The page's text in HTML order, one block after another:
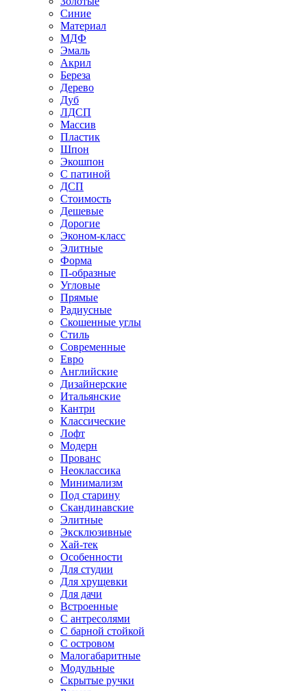
Синие
Материал
МДФ
Эмаль
Акрил
Береза
Дерево
Дуб
ЛДСП
Массив
Пластик
Шпон
Экошпон
С патиной
ДСП
Стоимость
Дешевые
Дорогие
Эконом-класс
Элитные
Форма
П-образные
Угловые
Прямые
Радиусные
Скошенные углы
Стиль
Современные
Евро
Английские
Дизайнерские
Итальянские
Кантри
Классические
Лофт
Модерн
Прованс
Неоклассика
Минимализм
Под старину
Скандинавские
Элитные
Эксклюзивные
Хай-тек
Особенности
Для студии
Для хрущевки
Для дачи
Встроенные
С антресолями
С барной стойкой
С островом
Малогабаритные
Модульные
Скрытые ручки